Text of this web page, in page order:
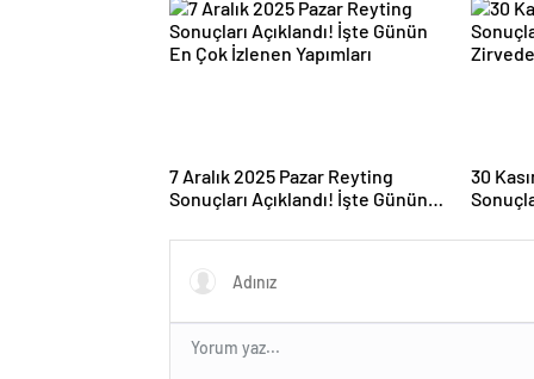
7 Aralık 2025 Pazar Reyting
Sonuçları Açıklandı! İşte Günün
30